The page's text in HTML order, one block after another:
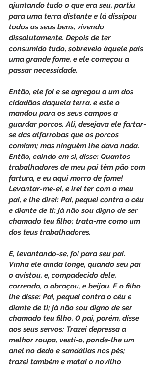
ajuntando tudo o que era seu, partiu
para uma terra distante e lá dissipou
todos os seus bens, vivendo
dissolutamente. Depois de ter
consumido tudo, sobreveio àquele país
uma grande fome, e ele começou a
passar necessidade.
Então, ele foi e se agregou a um dos
cidadãos daquela terra, e este o
mandou para os seus campos a
guardar porcos. Ali, desejava ele fartar-
se das alfarrobas que os porcos
comiam; mas ninguém lhe dava nada.
Então, caindo em si, disse: Quantos
trabalhadores de meu pai têm pão com
fartura, e eu aqui morro de fome!
Levantar-me-ei, e irei ter com o meu
pai, e lhe direi: Pai, pequei contra o céu
e diante de ti; já não sou digno de ser
chamado teu filho; trata-me como um
dos teus trabalhadores.
E, levantando-se, foi para seu pai.
Vinha ele ainda longe, quando seu pai
o avistou, e, compadecido dele,
correndo, o abraçou, e beijou. E o filho
lhe disse: Pai, pequei contra o céu e
diante de ti; já não sou digno de ser
chamado teu filho. O pai, porém, disse
aos seus servos: Trazei depressa a
melhor roupa, vesti-o, ponde-lhe um
anel no dedo e sandálias nos pés;
trazei também e matai o novilho